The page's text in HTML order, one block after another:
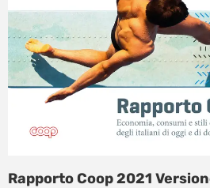
Rapporto Coop 2021